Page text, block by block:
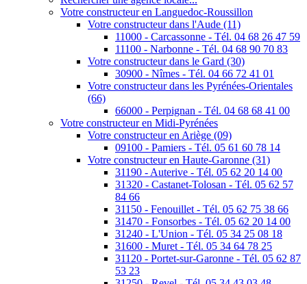
Votre constructeur en Languedoc-Roussillon
Votre constructeur dans l'Aude (11)
11000 - Carcassonne - Tél. 04 68 26 47 59
11100 - Narbonne - Tél. 04 68 90 70 83
Votre constructeur dans le Gard (30)
30900 - Nîmes - Tél. 04 66 72 41 01
Votre constructeur dans les Pyrénées-Orientales
(66)
66000 - Perpignan - Tél. 04 68 68 41 00
Votre constructeur en Midi-Pyrénées
Votre constructeur en Ariège (09)
09100 - Pamiers - Tél. 05 61 60 78 14
Votre constructeur en Haute-Garonne (31)
31190 - Auterive - Tél. 05 62 20 14 00
31320 - Castanet-Tolosan - Tél. 05 62 57
84 66
31150 - Fenouillet - Tél. 05 62 75 38 66
31470 - Fonsorbes - Tél. 05 62 20 14 00
31240 - L'Union - Tél. 05 34 25 08 18
31600 - Muret - Tél. 05 34 64 78 25
31120 - Portet-sur-Garonne - Tél. 05 62 87
53 23